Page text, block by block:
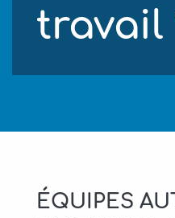
travail
ÉQUIPES